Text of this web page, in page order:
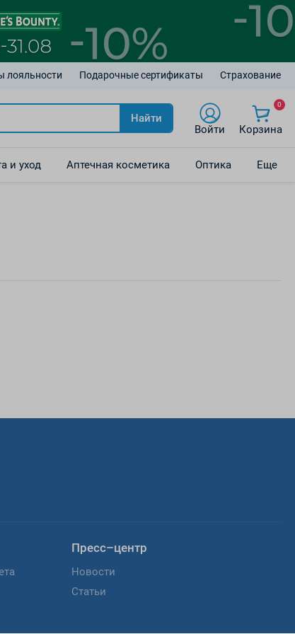
лояльности Подарочные сертификаты Страхование
Найти
Войти
0
Корзина
и уход Аптечная косметика Оптика Еще
Пресс–центр
Новости
Статьи